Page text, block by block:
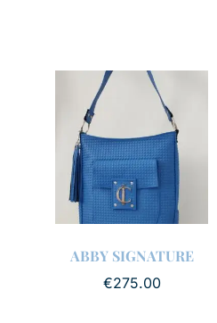
ABBY SIGNATURE
€275.00